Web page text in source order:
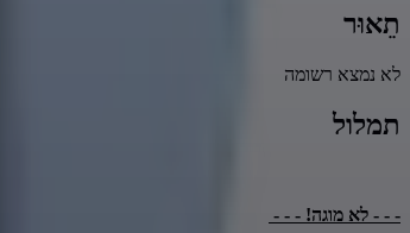
תֵאוּר
לא נמצא רשומה
תמלול
- - - לא מוגה! - - -